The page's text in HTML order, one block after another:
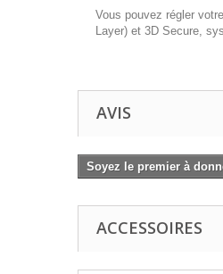
Vous pouvez régler
Layer) et 3D Secure,
AVIS
Soyez le premier à
ACCESSOIRES